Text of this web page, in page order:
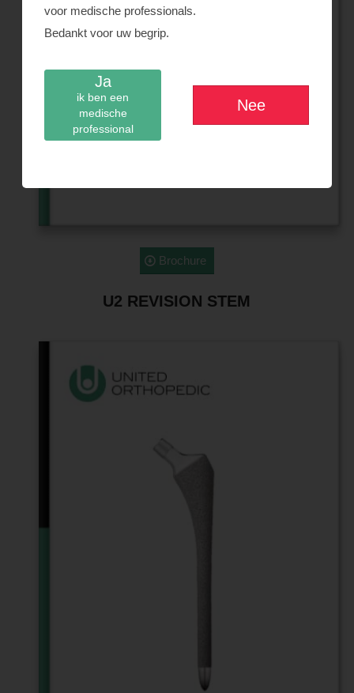
voor medische professionals.
Bedankt voor uw begrip.
Ja
ik ben een
medische
professional
Nee
Brochure
U2 REVISION STEM